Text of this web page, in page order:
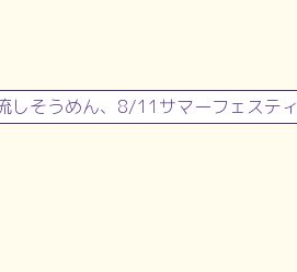
、8/11サマーフェスティバルな